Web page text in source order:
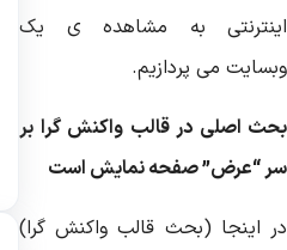
به مشاهده ی یک
می پردازیم.
اصلی در قالب واکنش گرا بر
“عرض” صفحه نمایش است
اینجا (بحث قالب واکنش گرا)